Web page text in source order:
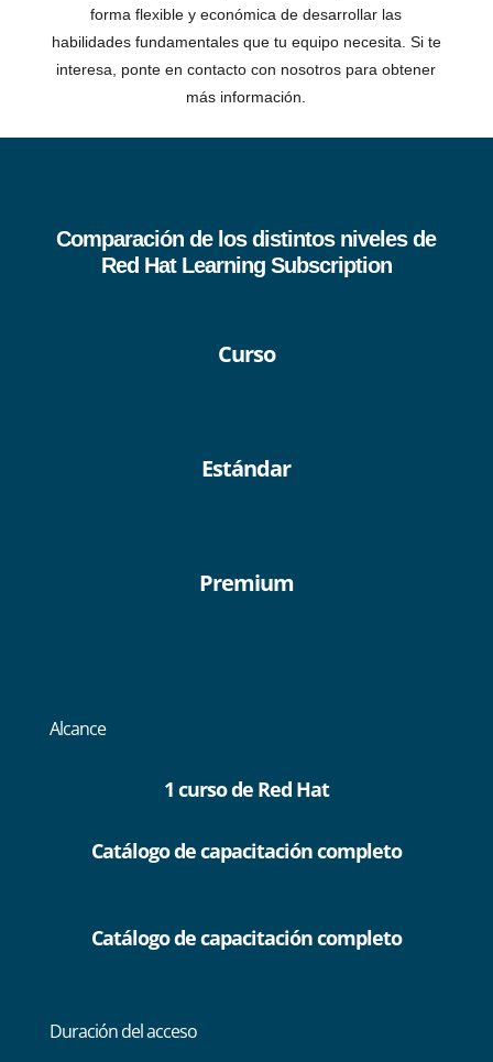
forma flexible y económica de desarrollar las
habilidades fundamentales que tu equipo necesita. Si te
interesa, ponte en contacto con nosotros para obtener
más información.
Comparación de los distintos niveles de
Red Hat Learning Subscription
Curso
Estándar
Premium
Alcance
1 curso de Red Hat
Catálogo de capacitación completo
Catálogo de capacitación completo
Duración del acceso